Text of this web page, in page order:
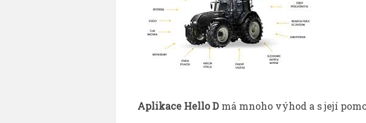
Aplikace Hello D má mnoho výhod a s její